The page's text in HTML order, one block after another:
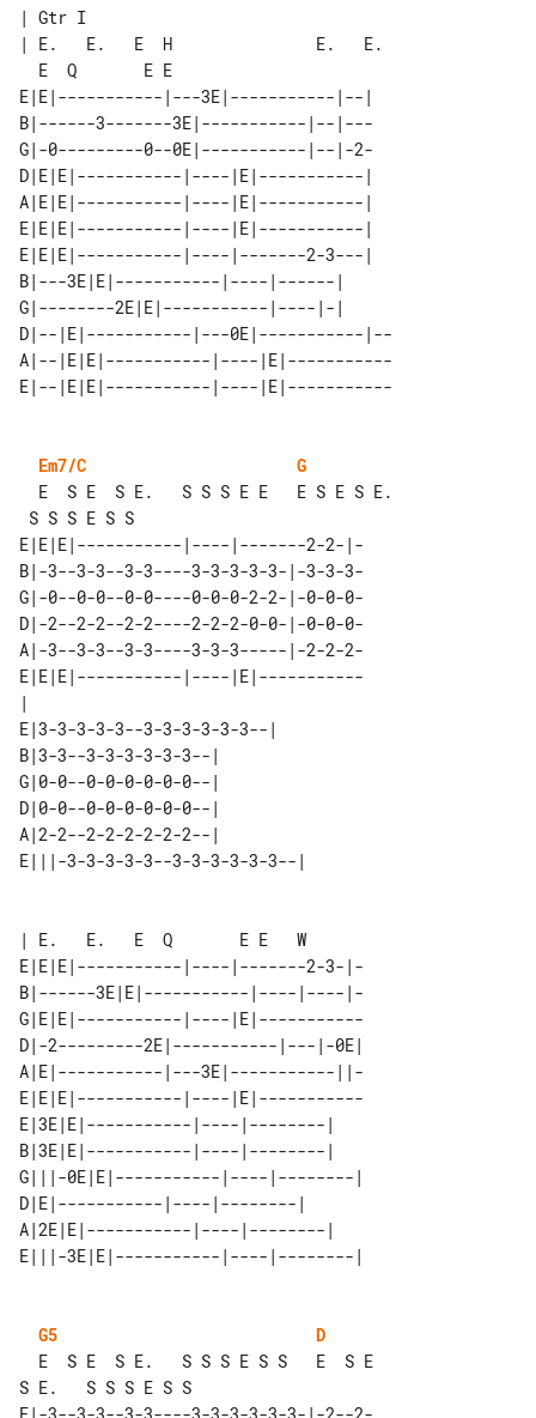
| Gtr I
| E.   E.   E  H               E.   E.
E|E|-----------|---3E|-----------|--|
B|------3-------3E|-----------|--|---
G|-0---------0--0E|-----------|--|-2-
D|E|E|-----------|----|E|-----------|
A|E|E|-----------|----|E|-----------|
E|E|E|-----------|----|E|-----------|
E|E|E|-----------|----|-------2-3---|
B|---3E|E|-----------|----|------|
G|--------2E|E|-----------|----|-|
D|--|E|-----------|---0E|-----------|--
A|--|E|E|-----------|----|E|-----------
Em7/C
G
E|E|E|-----------|----|-------2-2-|-
B|-3--3-3--3-3----3-3-3-3-3-|-3-3-3-
G|-0--0-0--0-0----0-0-0-2-2-|-0-0-0-
D|-2--2-2--2-2----2-2-2-0-0-|-0-0-0-
A|-3--3-3--3-3----3-3-3-----|-2-2-2-
E|E|E|-----------|----|E|-----------
|
E|3-3-3-3-3--3-3-3-3-3-3--|
B|3-3--3-3-3-3-3-3--|
G|0-0--0-0-0-0-0-0--|
D|0-0--0-0-0-0-0-0--|
A|2-2--2-2-2-2-2-2--|
E|||-3-3-3-3-3--3-3-3-3-3-3--|
| E.   E.   E  Q       E E   W
E|E|E|-----------|----|-------2-3-|-
B|------3E|E|-----------|----|----|-
G|E|E|-----------|----|E|-----------
D|-2---------2E|-----------|---|-0E|
A|E|-----------|---3E|-----------||-
E|E|E|-----------|----|E|-----------
E|3E|E|-----------|----|--------|
B|3E|E|-----------|----|--------|
G|||-0E|E|-----------|----|--------|
D|E|-----------|----|--------|
A|2E|E|-----------|----|--------|
G5
D